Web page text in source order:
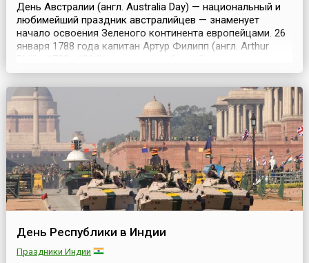
День Австралии (англ. Australia Day) — национальный и
любимейший праздник австралийцев — знаменует
начало освоения Зеленого континента европейцами. 26
января 1788 года капитан Артур Филипп (англ. Arthur
британский флаг и основал первую колонию — Новый
Южный Уэльс.Это произошло 18 лет спустя после
открытия континента английским мореплавателем...
День Республики в Индии
Праздники Индии